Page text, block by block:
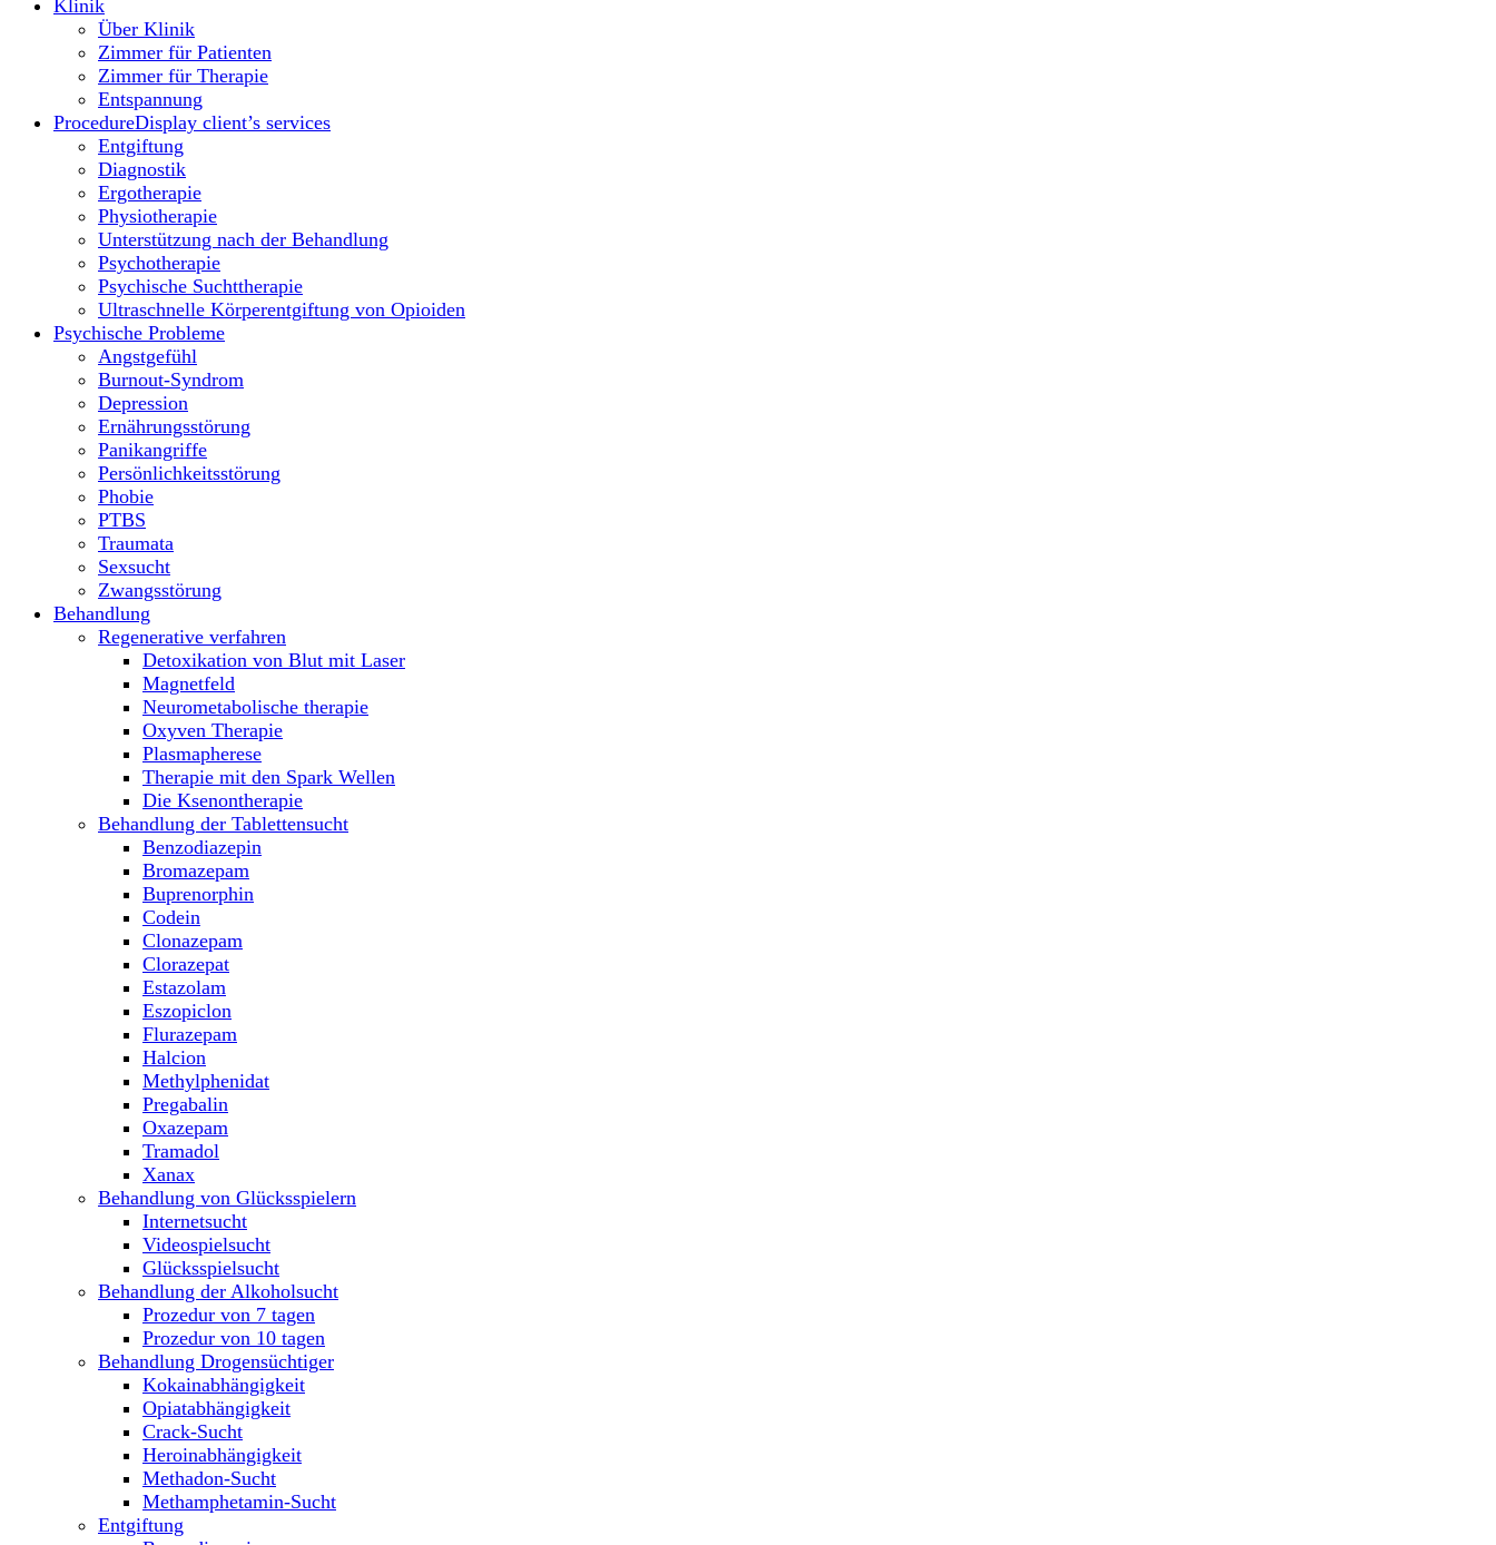
Klinik
Über Klinik
Zimmer für Patienten
Zimmer für Therapie
Entspannung
ProcedureDisplay client’s services
Entgiftung
Diagnostik
Ergotherapie
Physiotherapie
Unterstützung nach der Behandlung
Psychotherapie
Psychische Suchttherapie
Ultraschnelle Körperentgiftung von Opioiden
Psychische Probleme
Angstgefühl
Burnout-Syndrom
Depression
Ernährungsstörung
Panikangriffe
Persönlichkeitsstörung
Phobie
PTBS
Traumata
Sexsucht
Zwangsstörung
Behandlung
Regenerative verfahren
Detoxikation von Blut mit Laser
Magnetfeld
Neurometabolische therapie
Oxyven Therapie
Plasmapherese
Therapie mit den Spark Wellen
Die Ksenontherapie
Behandlung der Tablettensucht
Benzodiazepin
Bromazepam
Buprenorphin
Codein
Clonazepam
Clorazepat
Estazolam
Eszopiclon
Flurazepam
Halcion
Methylphenidat
Pregabalin
Oxazepam
Tramadol
Xanax
Behandlung von Glücksspielern
Internetsucht
Videospielsucht
Glücksspielsucht
Behandlung der Alkoholsucht
Prozedur von 7 tagen
Prozedur von 10 tagen
Behandlung Drogensüchtiger
Kokainabhängigkeit
Opiatabhängigkeit
Crack-Sucht
Heroinabhängigkeit
Methadon-Sucht
Methamphetamin-Sucht
Entgiftung